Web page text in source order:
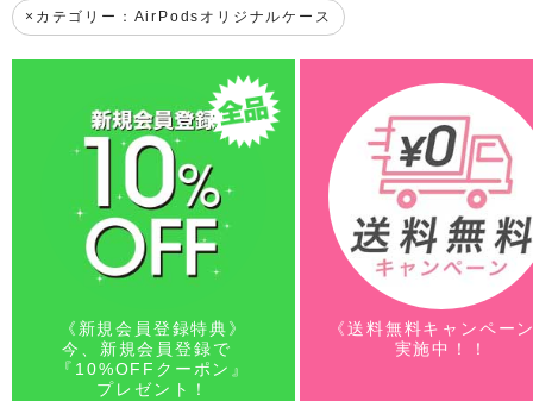
カテゴリー：AirPodsオリジナルケース
《新規会員登録特典》
今、新規会員登録で
『10%OFFクーポン』
プレゼント！
《送料無料キャンペー
実施中！！